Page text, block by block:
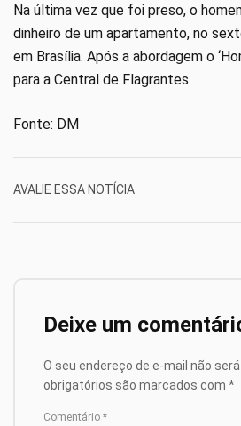
Na última vez que foi preso, o
dinheiro de um apartamento, no
em Brasília. Após a abordagem o
para a Central de Flagrantes.
Fonte: DM
AVALIE ESSA NOTÍCIA
Deixe um
O seu endereço de e-mail não será
obrigatórios são marcados com *
Comentário *